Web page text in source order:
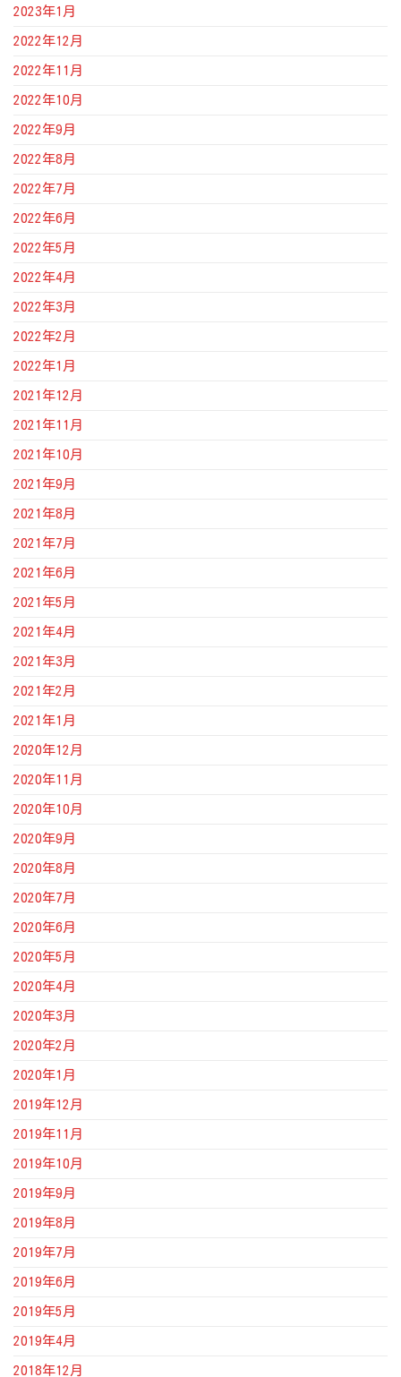
2023年1月
2022年12月
2022年11月
2022年10月
2022年9月
2022年8月
2022年7月
2022年6月
2022年5月
2022年4月
2022年3月
2022年2月
2022年1月
2021年12月
2021年11月
2021年10月
2021年9月
2021年8月
2021年7月
2021年6月
2021年5月
2021年4月
2021年3月
2021年2月
2021年1月
2020年12月
2020年11月
2020年10月
2020年9月
2020年8月
2020年7月
2020年6月
2020年5月
2020年4月
2020年3月
2020年2月
2020年1月
2019年12月
2019年11月
2019年10月
2019年9月
2019年8月
2019年7月
2019年6月
2019年5月
2019年4月
2018年12月